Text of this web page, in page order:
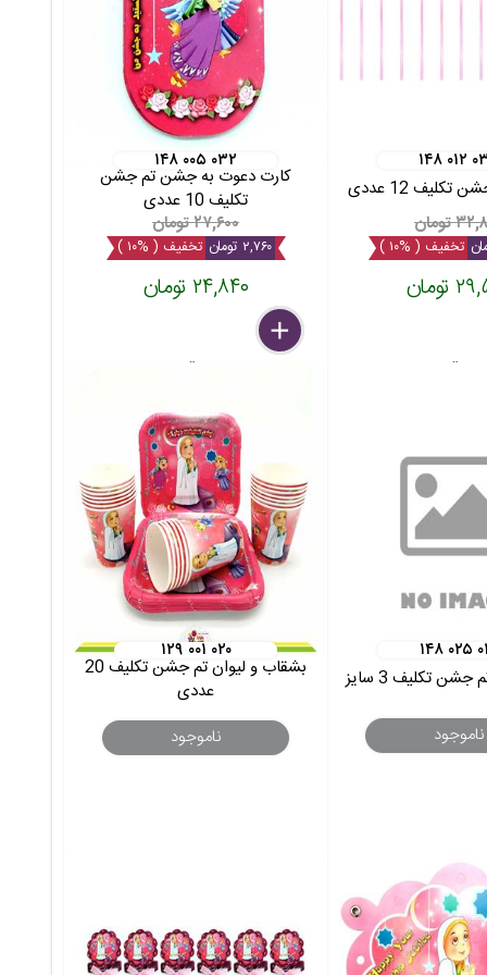
۰۱۲ ۰۳۵
12 عددی
تومان
تخفیف ( %۱۰ )
بسته
۱۴۸ ۰۰۵ ۰۳۲
کارت دعوت به جشن تم جشن
تکلیف 10 عددی
۲۷,۶۰۰ تومان
۲,۷۶۰ تومان تخفیف ( %۱۰ )
۲۴,۸۴۰ تومان
delete
remove
add
بسته
۰۲۵ ۰۱۶
تکلیف 3 سایز
ناموجود
۱۲۹ ۰۰۱ ۰۲۰
بشقاب و لیوان تم جشن تکلیف 20
عددی
ناموجود